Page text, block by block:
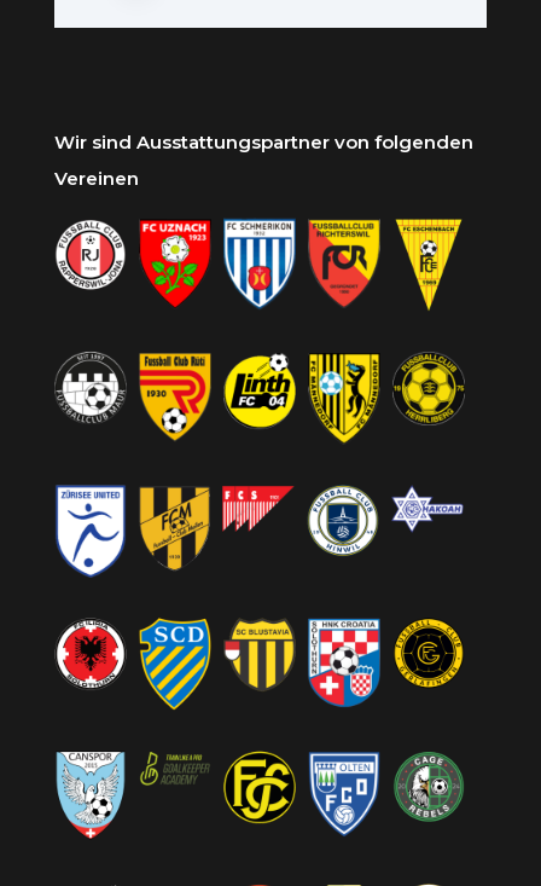
Wir sind Ausstattungspartner von folgenden
Vereinen